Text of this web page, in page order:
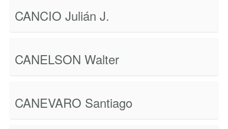
CANCIO Julián J.
CANELSON Walter
CANEVARO Santiago